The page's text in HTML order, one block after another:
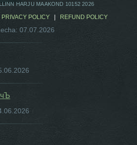
07.07.2026
HARJU MAAKOND 10152 2026
PRIVACY POLICY REFUND POLICY